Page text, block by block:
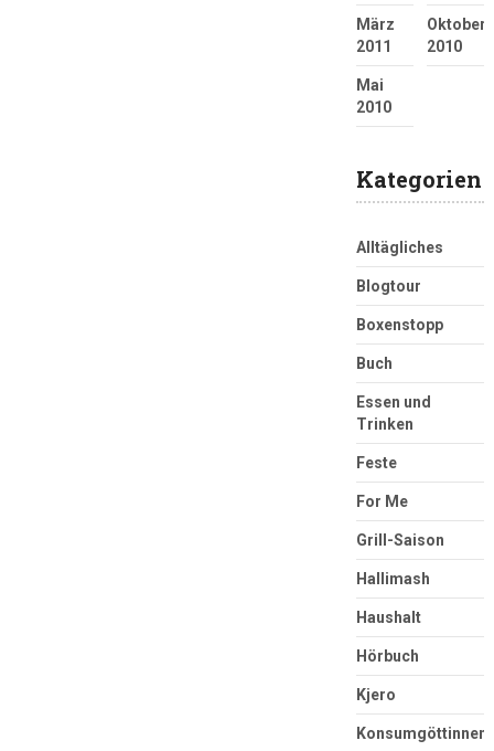
März
2011
Oktober
2010
Mai
2010
Kategorien
Alltägliches
Blogtour
Boxenstopp
Buch
Essen und
Trinken
Feste
For Me
Grill-Saison
Hallimash
Haushalt
Hörbuch
Kjero
Konsumgöttinnen